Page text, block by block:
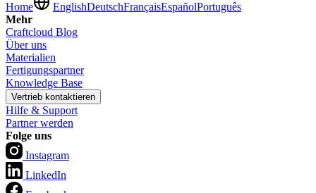
Home
EnglishDeutschFrançaisEspañolPortuguês
Mehr
Craftcloud Blog
Über uns
Materialien
Fertigungspartner
Knowledge Base
Vertrieb kontaktieren
Hilfe & Support
Partner werden
Folge uns
Instagram
LinkedIn